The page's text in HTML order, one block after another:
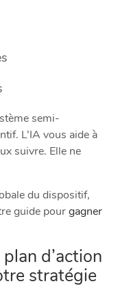
semi-
L’IA vous aide à
suivre. Elle ne
du dispositif,
guide pourgagner
d’action
stratégie